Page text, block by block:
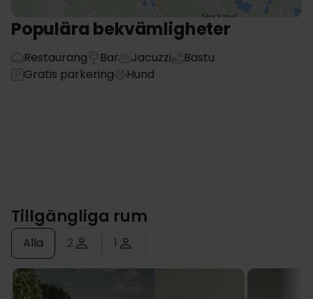
Populära bekvämligheter
Restaurang Bar Jacuzzi
Bastu
Gratis parkering
Hund
Tillgängliga rum
Alla 2 1